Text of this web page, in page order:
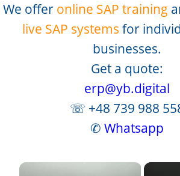
We offer online SAP training
live SAP systems for
businesses.
Get a quote:
erp@yb.digital
☏ +48 739 988
✆ Whatsapp
×